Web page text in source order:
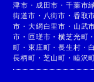
津市 ・ 成田市 ・千葉市
街道市 ・ 八街市 ・ 香取
市 ・大網白里市 ・ 山武
市 ・匝瑳市 ・横芝光町
町 ・東庄町 ・長生村 ・
長柄町 ・ 芝山町 ・ 睦沢